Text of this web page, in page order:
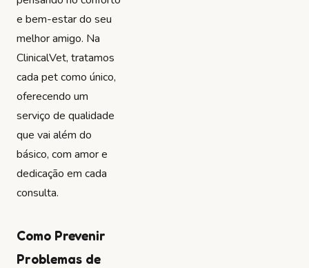
e bem-estar do seu
melhor amigo. Na
ClinicalVet, tratamos
cada pet como único,
oferecendo um
serviço de qualidade
que vai além do
básico, com amor e
dedicação em cada
consulta.
Como Prevenir
Problemas de